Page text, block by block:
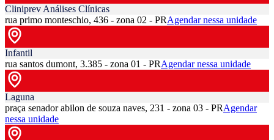
Cliniprev Análises Clínicas
rua primo monteschio, 436 - zona 02 - PRAgendar nessa unidade
Infantil
rua santos dumont, 3.385 - zona 01 - PRAgendar nessa unidade
Laguna
praça senador abilon de souza naves, 231 - zona 03 - PRAgendar
nessa unidade